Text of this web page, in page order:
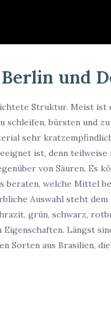
und
Struktur. Meist ist
bürsten und
sehr
ist, denn
von Säuren. Es
beraten, welche Mittel
Auswahl steht
grün, schwarz,
Längst
Sorten aus Brasilien,